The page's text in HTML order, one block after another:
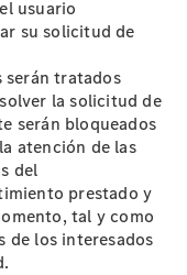
usuario
su solicitud de
serán tratados
la solicitud de
serán bloqueados
atención de las
del
prestado y
tal y como
de los interesados